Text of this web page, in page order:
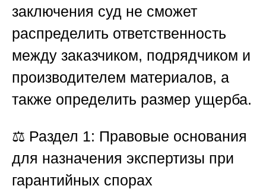
заключения суд не сможет
распределить ответственность
между заказчиком, подрядчиком и
производителем материалов, а
также определить размер ущерба.
⚖️ Раздел 1: Правовые основания
для назначения экспертизы при
гарантийных спорах